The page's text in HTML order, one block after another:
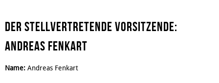
Facebook
Der stellvertretende Vorsitzende:
Andreas Fenkart
Name: Andreas Fenkart